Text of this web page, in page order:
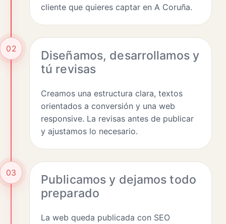
cliente que quieres captar en A Coruña.
02
Diseñamos, desarrollamos y
tú revisas
Creamos una estructura clara, textos
orientados a conversión y una web
responsive. La revisas antes de publicar
y ajustamos lo necesario.
03
Publicamos y dejamos todo
preparado
La web queda publicada con SEO